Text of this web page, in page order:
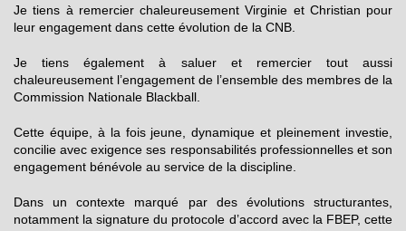
Je tiens à remercier chaleureusement Virginie et Christian pour
leur engagement dans cette évolution de la CNB.
Je tiens également à saluer et remercier tout aussi
chaleureusement l’engagement de l’ensemble des membres de la
Commission Nationale Blackball.
Cette équipe, à la fois jeune, dynamique et pleinement investie,
concilie avec exigence ses responsabilités professionnelles et son
engagement bénévole au service de la discipline.
Dans un contexte marqué par des évolutions structurantes,
notamment la signature du protocole d’accord avec la FBEP, cette